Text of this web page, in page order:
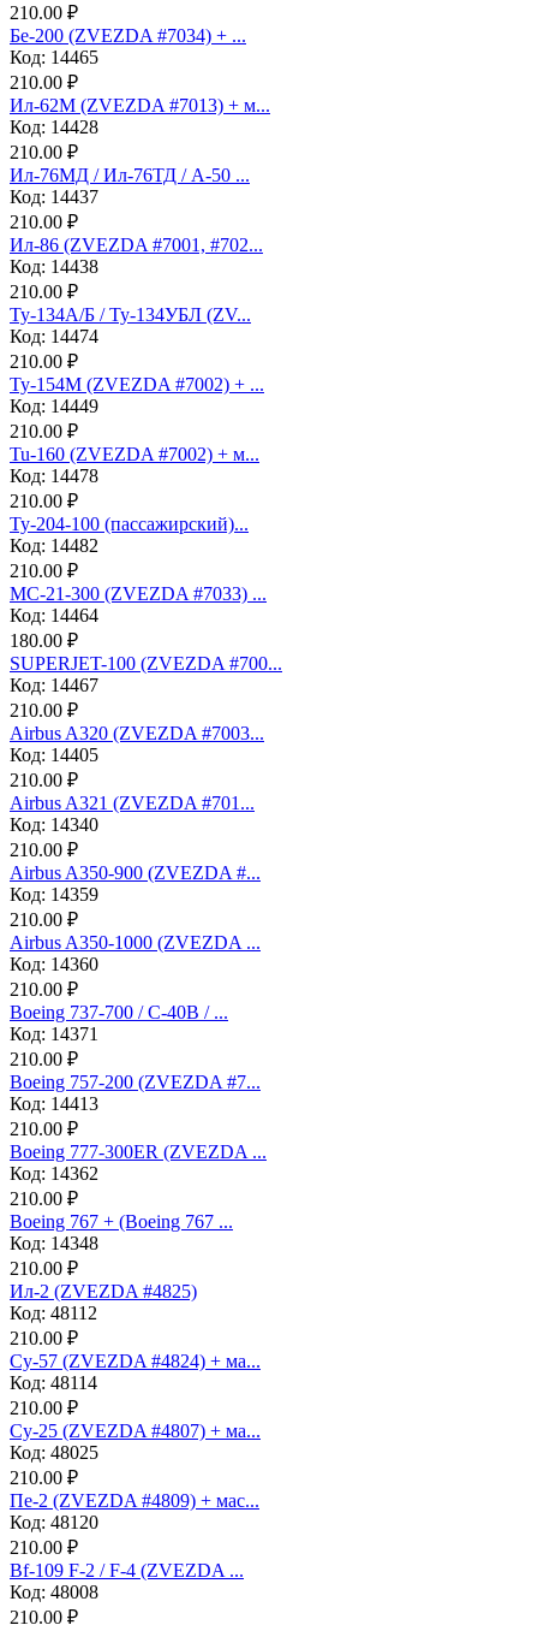
210.00 ₽
Бе-200 (ZVEZDA #7034) + ...
Код: 14465
210.00 ₽
Ил-62М (ZVEZDA #7013) + м...
Код: 14428
210.00 ₽
Ил-76МД / Ил-76ТД / А-50 ...
Код: 14437
210.00 ₽
Ил-86 (ZVEZDA #7001, #702...
Код: 14438
210.00 ₽
Ту-134А/Б / Ту-134УБЛ (ZV...
Код: 14474
210.00 ₽
Ту-154М (ZVEZDA #7002) + ...
Код: 14449
210.00 ₽
Tu-160 (ZVEZDA #7002) + м...
Код: 14478
210.00 ₽
Ту-204-100 (пассажирский)...
Код: 14482
210.00 ₽
МС-21-300 (ZVEZDA #7033) ...
Код: 14464
180.00 ₽
SUPERJET-100 (ZVEZDA #700...
Код: 14467
210.00 ₽
Аirbus A320 (ZVEZDA #7003...
Код: 14405
210.00 ₽
Аirbus A321 (ZVEZDA #701...
Код: 14340
210.00 ₽
Airbus A350-900 (ZVEZDA #...
Код: 14359
210.00 ₽
Airbus A350-1000 (ZVEZDA ...
Код: 14360
210.00 ₽
Boeing 737-700 / C-40B / ...
Код: 14371
210.00 ₽
Boeing 757-200 (ZVEZDA #7...
Код: 14413
210.00 ₽
Boeing 777-300ER (ZVEZDA ...
Код: 14362
210.00 ₽
Boeing 767 + (Boeing 767 ...
Код: 14348
210.00 ₽
Ил-2 (ZVEZDA #4825)
Код: 48112
210.00 ₽
Су-57 (ZVEZDA #4824) + ма...
Код: 48114
210.00 ₽
Су-25 (ZVEZDA #4807) + ма...
Код: 48025
210.00 ₽
Пе-2 (ZVEZDA #4809) + мас...
Код: 48120
210.00 ₽
Bf-109 F-2 / F-4 (ZVEZDA ...
Код: 48008
210.00 ₽